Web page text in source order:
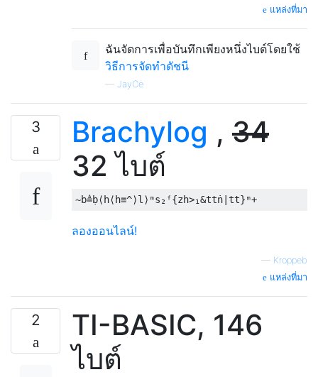
แหล่งที่มา
ฉันจัดการเพื่อบันทึกเพียงหนึ่งไบต์โดยใช้
วิธีการจัดทำดัชนี
— JayCe
3 Brachylog , 34
32 ไบต์
ลองออนไลน์!
— Kroppeb
แหล่งที่มา
2
TI-BASIC, 146
ไบต์